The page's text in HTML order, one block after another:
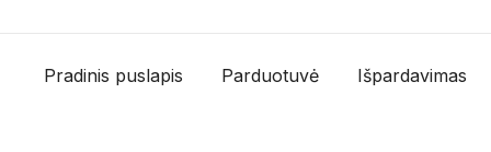
contentPradinis puslapis Parduotuvė Išpardavimas